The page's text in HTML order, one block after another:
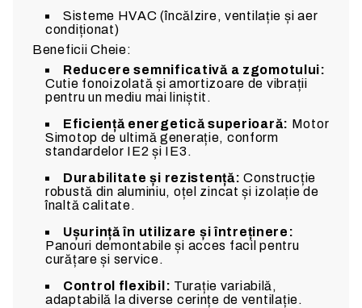
Sisteme HVAC (încălzire, ventilație și aer
condiționat)
Beneficii Cheie:
Reducere semnificativă a zgomotului:
Cutie fonoizolată și amortizoare de vibrații
pentru un mediu mai liniștit.
Eficiență energetică superioară: Motor
Simotop de ultimă generație, conform
standardelor IE2 și IE3.
Durabilitate și rezistență: Construcție
robustă din aluminiu, oțel zincat și izolație de
înaltă calitate.
Ușurință în utilizare și întreținere:
Panouri demontabile și acces facil pentru
curățare și service.
Control flexibil: Turație variabilă,
adaptabilă la diverse cerințe de ventilație.